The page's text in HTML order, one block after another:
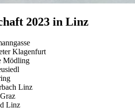
2023 in Linz
Klagenfurt
Mödling
Linz
Linz